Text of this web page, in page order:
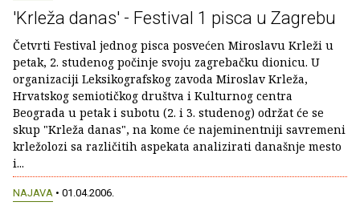
'Krleža danas' - Festival 1 pisca u Zagrebu
Četvrti Festival jednog pisca posvećen Miroslavu Krleži u
petak, 2. studenog počinje svoju zagrebačku dionicu. U
organizaciji Leksikografskog zavoda Miroslav Krleža,
Hrvatskog semiotičkog društva i Kulturnog centra
Beograda u petak i subotu (2. i 3. studenog) održat će se
skup "Krleža danas", na kome će najeminentniji savremeni
krležolozi sa različitih aspekata analizirati današnje mesto
i...
NAJAVA • 01.04.2006.